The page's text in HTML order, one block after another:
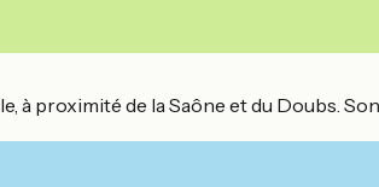
proximité de la Saône et du Doubs.